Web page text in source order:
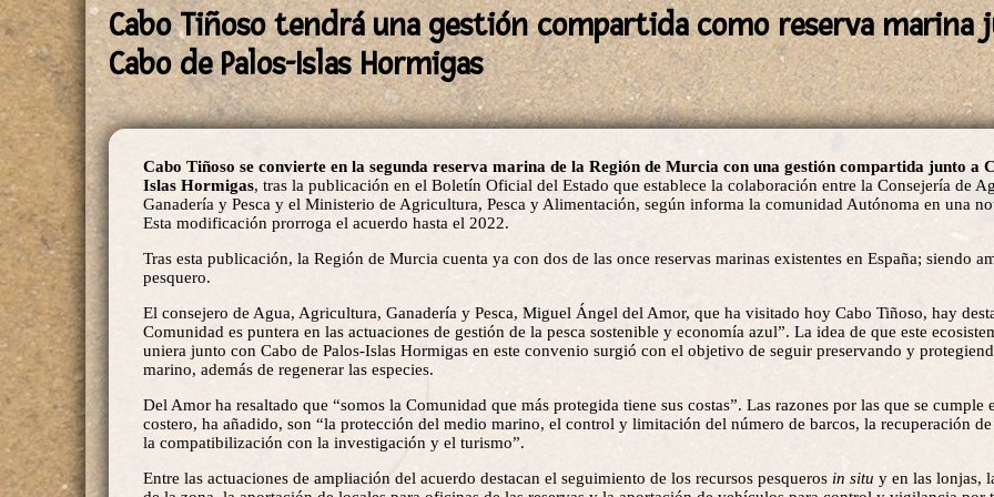
Cabo Tiñoso tendrá una gestión compartida como reserva marina
Cabo de Palos-Islas Hormigas
Cabo Tiñoso se convierte en la segunda reserva marina de la Región de Murcia con una gestión compartida junto a
Islas Hormigas, tras la publicación en el Boletín Oficial del Estado que establece la colaboración entre la Consejería de
Ganadería y Pesca y el Ministerio de Agricultura, Pesca y Alimentación, según informa la comunidad Autónoma en una
Esta modificación prorroga el acuerdo hasta el 2022.
Tras esta publicación, la Región de Murcia cuenta ya con dos de las once reservas marinas existentes en España; siendo
pesquero.
El consejero de Agua, Agricultura, Ganadería y Pesca, Miguel Ángel del Amor, que ha visitado hoy Cabo Tiñoso, hay
Comunidad es puntera en las actuaciones de gestión de la pesca sostenible y economía azul”. La idea de que este
uniera junto con Cabo de Palos-Islas Hormigas en este convenio surgió con el objetivo de seguir preservando y
marino, además de regenerar las especies.
Del Amor ha resaltado que “somos la Comunidad que más protegida tiene sus costas”. Las razones por las que se cumple
costero, ha añadido, son “la protección del medio marino, el control y limitación del número de barcos, la recuperación
la compatibilización con la investigación y el turismo”.
Entre las actuaciones de ampliación del acuerdo destacan el seguimiento de los recursos pesqueros in situ y en las lonjas,